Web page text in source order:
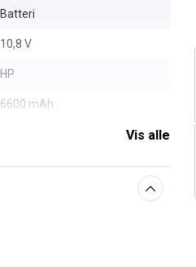
Batteri
10,8 V
HP
6600 mAh
Vis alle